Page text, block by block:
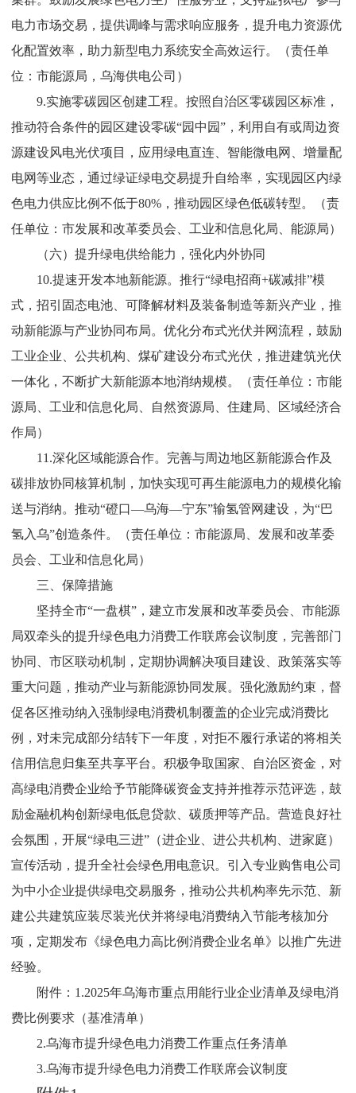
电力市场交易，提供调峰与需求响应服务，提升电力资源优
化配置效率，助力新型电力系统安全高效运行。
（责任单
位：市能源局 ，乌海供电公司 ）
9.实施零碳园区创建工程。按照自治区零碳园区标准，
推动符合条件的园区建设零碳“园中园” ，利用自有或周边资
源建设风电光伏项目，应用绿电直连、智能微电网、增量配
电网等业态，通过绿证绿电交易提升自给率，实现园区内绿
色电力供应比例不低于80% ，推动园区绿色低碳转型。
（责
任单位：市发展和改革委员会 工业和信息化局 、能源局）
（六）提升绿电供给能力，强化内外协同​
10.提速开发本地新能源。推行“绿电招商+碳减排”模
式，招引固态电池、可降解材料及装备制造等新兴产业，推
动新能源与产业协同布局。优化分布式光伏并网流程，鼓励
工业企业、公共机构、煤矿建设分布式光伏，推进建筑光伏
一体化，不断扩大新能源本地消纳规模。
（责任单位：市能
源局
工业和信息化局 、自然资源局、住建局
区域经济合
作局）
11.深化区域能源合作。 完善与周边地区新能源合作及
碳排放协同核算机制，加快实现可再生能源电力的规模化输
送与消纳。推动“磴口—乌海—宁东”输氢管网建设，为“巴
氢入乌”创造条件。 （责任单位：市能源局
发展和改革委
员会
工业和信息化局）
三、保障措施
坚持全市“一盘棋” ，建立市发展和改革委员会 、市能源
局双牵头的提升绿色电力消费工作联席会议制度，完善部门
协同、市区联动机制，定期协调解决项目建设、政策落实等
重大问题 ，推动产业与新能源协同发展。强化激励约束，督
促各区推动纳入强制绿电消费机制覆盖的企业完成消费比
例，对未完成部分结转下一年度，对拒不履行承诺的将相关
信用信息归集至共享平台 。积极争取国家、自治区资金，对
高绿电消费企业给予节能降碳资金支持并推荐示范评选，鼓
励金融机构创新绿电低息贷款、碳质押等产品。营造良好社
会氛围，开展“绿电三进” （进企业、进公共机构、进家庭）
宣传活动 ，提升全社会绿色用电意识。 引入专业购售电公司
为中小企业提供绿电交易服务，推动公共机构率先示范、新
建公共建筑应装尽装光伏并将绿电消费纳入节能考核加分
项，定期发布《绿色电力高比例消费企业名单》以推广先进
经验。
附件： 1.2025年乌海市重点用能行业企业清单及绿电消
费比例要求 （基准清单）
2.乌海市提升绿色电力消费工作重点任务清单
3.乌海市提升绿色电力消费工作联席会议制度